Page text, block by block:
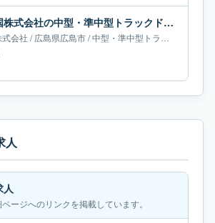
トナミ運輸中国株式会社の中型・準中型トラックドライバー求人｜広島県広島市｜月給36万-64万円
式会社 /広島県広島市/中型・準中型トラックドライバー
人
人
ージへのリンクを掲載しています。